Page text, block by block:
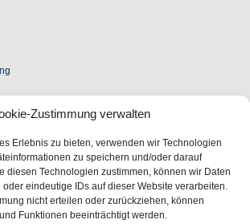
Zustimmung verwalten
Erlebnis zu bieten, verwenden wir Technologien
zu speichern und/oder darauf
diesen Technologien zustimmen, können wir Daten
eindeutige IDs auf dieser Website verarbeiten.
nicht erteilen oder zurückziehen, können
Funktionen beeinträchtigt werden.
Freundeskreis e. V.
Halle (Saale)
Halle (Saale)